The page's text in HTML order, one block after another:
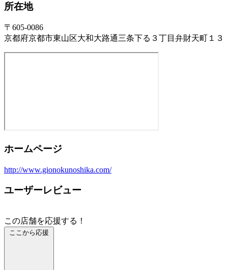
所在地
〒605-0086
京都府京都市東山区大和大路通三条下る３丁目弁財天町１３
ホームページ
http://www.gionokunoshika.com/
ユーザーレビュー
この店舗を応援する！
ここから応援